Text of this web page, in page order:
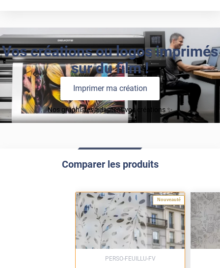
Vos créations ou logos imprimés
sur du film !
Imprimer ma création
Nos graphistes adaptent vos créations ✨
Comparer les produits
Nouveauté
PERSO-FEUILLU-FV